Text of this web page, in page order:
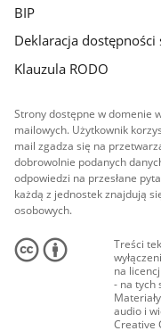
BIP
Deklaracja dostępności
Klauzula RODO
Strony dostępne w domenie
mailowych. Użytkownik
mail zgadza się na
dobrowolnie podanych
odpowiedzi na przesłane
każdą z jednostek znajdują
osobowych.
Treści
na
- na tych
audio i
Creative